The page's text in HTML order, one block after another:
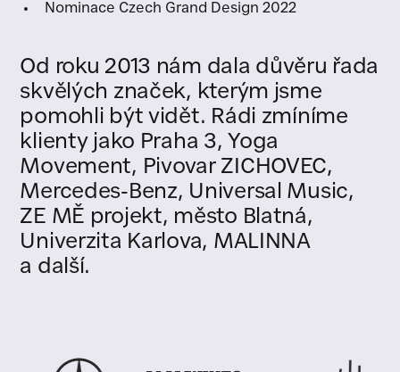
Nominace Czech Grand Design 2022
Od roku 2013 nám dala důvěru řada
skvělých značek, kterým jsme
pomohli být vidět. Rádi zmíníme
klienty jako Praha 3, Yoga
Movement, Pivovar ZICHOVEC,
Mercedes-Benz, Universal Music,
ZE MĚ projekt, město Blatná,
Univerzita Karlova, MALINNA
a další.